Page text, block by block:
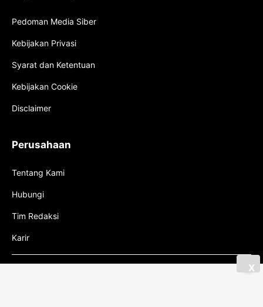
Pedoman Media Siber
Kebijakan Privasi
Syarat dan Ketentuan
Kebijakan Cookie
Disclaimer
Perusahaan
Tentang Kami
Hubungi
Tim Redaksi
Karir
X